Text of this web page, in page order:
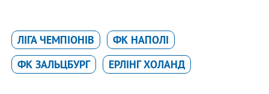
ЛІГА ЧЕМПІОНІВ
ФК НАПОЛІ
ФК ЗАЛЬЦБУРГ
ЕРЛIНГ ХОЛАНД